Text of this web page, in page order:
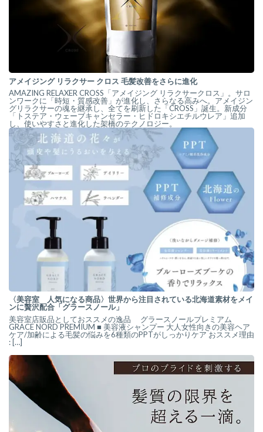
アメイジング リラクサー クロス 毛髪改善をさらに進化
AMAZING RELAXER CROSS「アメイジング リラクサークロス」。サロ
ンワークに「時短・質感改善」が進化し、さらなる高みへ。アメイジン
グリラクサーの魂を継承し、全てを刷新した「CROSS」誕生。新成分
「トステア・ウェーブキャンセラー・ヒドロキシエチルウレア」追加
し、使いやすさと進化した架橋のテクノロジー。
〈美容室 人気になる商品〉世界から注目されている北海道素材をメイ
ンに贅沢配合「グラースノール」
美容室店販品としておススメの逸品 グラースノールプレミアム
GRACE NORD PREMIUM ■ 美容液シャンプー 大人女性向きの美容ヘア
ケア/加齢による毛髪の悩みを6種類のPPTがしっかりケア おススメ理由
: […]